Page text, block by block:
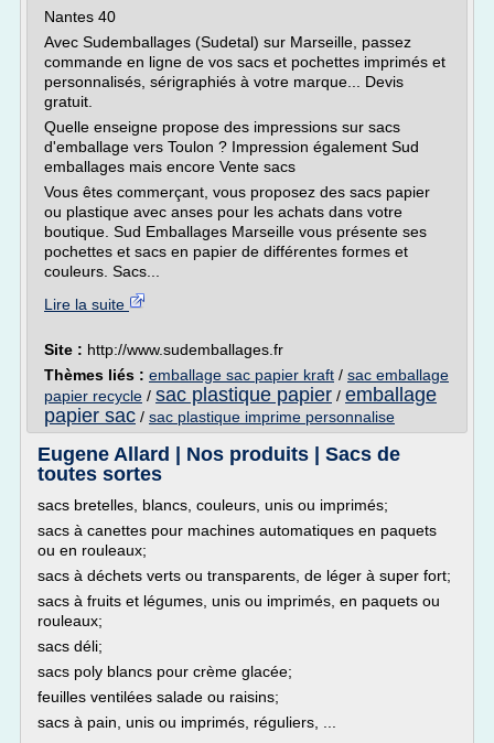
Nantes 40
Avec Sudemballages (Sudetal) sur Marseille, passez
commande en ligne de vos sacs et pochettes imprimés et
personnalisés, sérigraphiés à votre marque... Devis
gratuit.
Quelle enseigne propose des impressions sur sacs
d'emballage vers Toulon ? Impression également Sud
emballages mais encore Vente sacs
Vous êtes commerçant, vous proposez des sacs papier
ou plastique avec anses pour les achats dans votre
boutique. Sud Emballages Marseille vous présente ses
pochettes et sacs en papier de différentes formes et
couleurs. Sacs...
Lire la suite
Site : http://www.sudemballages.fr
Thèmes liés : emballage sac papier kraft / sac emballage
papier recycle / sac plastique papier / emballage
papier sac / sac plastique imprime personnalise
Eugene Allard | Nos produits | Sacs de
toutes sortes
sacs bretelles, blancs, couleurs, unis ou imprimés;
sacs à canettes pour machines automatiques en paquets
ou en rouleaux;
sacs à déchets verts ou transparents, de léger à super fort;
sacs à fruits et légumes, unis ou imprimés, en paquets ou
rouleaux;
sacs déli;
sacs poly blancs pour crème glacée;
feuilles ventilées salade ou raisins;
sacs à pain, unis ou imprimés, réguliers, ...